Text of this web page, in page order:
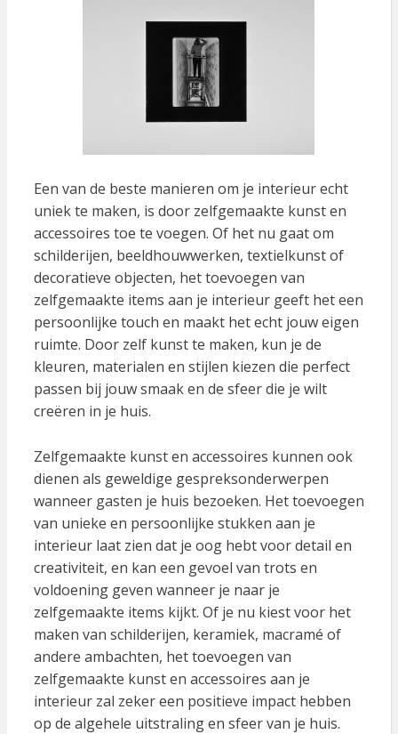
Een van de beste manieren om je interieur echt
uniek te maken, is door zelfgemaakte kunst en
accessoires toe te voegen. Of het nu gaat om
schilderijen, beeldhouwwerken, textielkunst of
decoratieve objecten, het toevoegen van
zelfgemaakte items aan je interieur geeft het een
persoonlijke touch en maakt het echt jouw eigen
ruimte. Door zelf kunst te maken, kun je de
kleuren, materialen en stijlen kiezen die perfect
passen bij jouw smaak en de sfeer die je wilt
creëren in je huis.
Zelfgemaakte kunst en accessoires kunnen ook
dienen als geweldige gespreksonderwerpen
wanneer gasten je huis bezoeken. Het toevoegen
van unieke en persoonlijke stukken aan je
interieur laat zien dat je oog hebt voor detail en
creativiteit, en kan een gevoel van trots en
voldoening geven wanneer je naar je
zelfgemaakte items kijkt. Of je nu kiest voor het
maken van schilderijen, keramiek, macramé of
andere ambachten, het toevoegen van
zelfgemaakte kunst en accessoires aan je
interieur zal zeker een positieve impact hebben
op de algehele uitstraling en sfeer van je huis.